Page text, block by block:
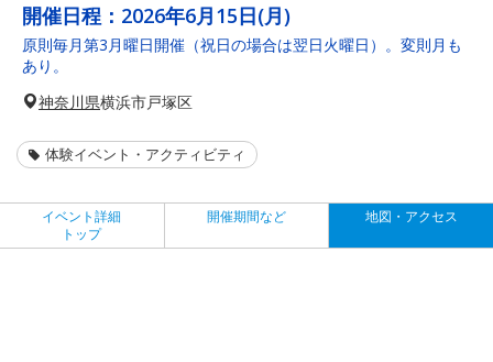
開催日程： 2026年6月15日(月)
原則毎月第3月曜日開催（祝日の場合は翌日火曜日）。変則月も
あり。
神奈川県横浜市戸塚区
体験イベント・アクティビティ
イベント詳細
トップ
開催期間など 地図・アクセス